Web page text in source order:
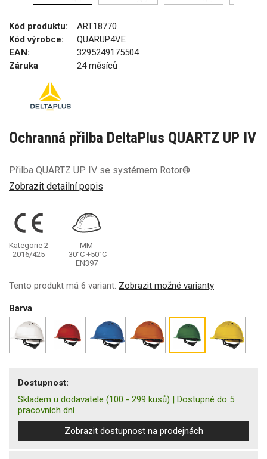
Kód produktu:
ART18770
Kód výrobce:
QUARUP4VE
EAN:
3295249175504
Záruka
24 měsíců
Ochranná přilba DeltaPlus QUARTZ UP IV
Přilba QUARTZ UP IV se systémem Rotor®
Zobrazit detailní popis
Kategorie 2
2016/425
MM
-30°C +50°C
EN397
Tento produkt má 6 variant. Zobrazit možné varianty
Barva
Dostupnost:
Skladem u dodavatele (100 - 299 kusů) | Dostupné do 5
pracovních dní
Zobrazit dostupnost na prodejnách